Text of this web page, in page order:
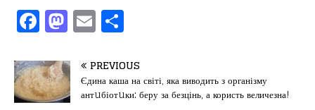
F
a
c
e
M
a
st
o
E
m
ai
l
іл
и
PREVIOUS
Єдина каша на світі, яка виводить з організму
антuбіотuки: беру за безцінь, а користь величезна!